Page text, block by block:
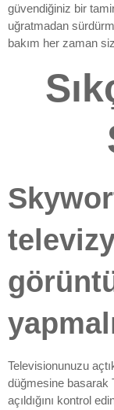
güvendiğiniz bir
uğratmadan
bakım her zaman
Televisionunuzu
düğmesine basarak
açıldığını kontrol